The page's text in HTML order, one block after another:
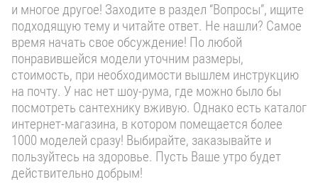
и многое другое! Заходите в раздел “Вопросы”, ищите
подходящую тему и читайте ответ. Не нашли? Самое
время начать свое обсуждение! По любой
понравившейся модели уточним размеры,
стоимость, при необходимости вышлем инструкцию
на почту. У нас нет шоу-рума, где можно было бы
посмотреть сантехнику вживую. Однако есть каталог
интернет-магазина, в котором помещается более
1000 моделей сразу! Выбирайте, заказывайте и
пользуйтесь на здоровье. Пусть Ваше утро будет
действительно добрым!